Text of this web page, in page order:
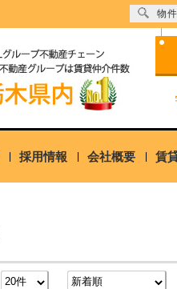
採用情報 会社概要 賃
物